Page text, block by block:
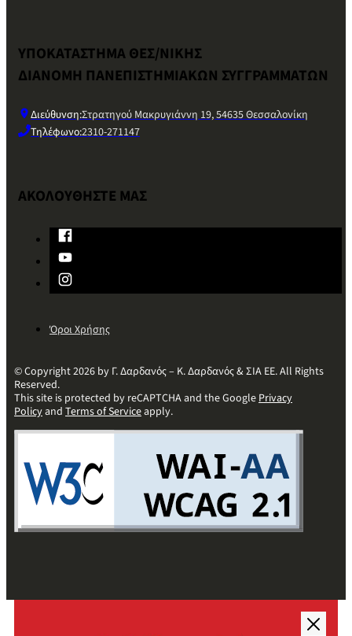
ΥΠΟΚΑΤΑΣΤΗΜΑ ΘΕΣ/ΝΙΚΗΣ
ΔΙΑΝΟΜΗ ΠΑΝΕΠΙΣΤΗΜΙΑΚΩΝ ΣΥΓΓΡΑΜΜΑΤΩΝ
Διεύθυνση:Στρατηγού Μακρυγιάννη 19, 54635 Θεσσαλονίκη
Τηλέφωνο:2310-271147
ΑΚΟΛΟΥΘΗΣΤΕ ΜΑΣ
Όροι Χρήσης
© Copyright 2026 by Γ. Δαρδανός – Κ. Δαρδανός & ΣΙΑ ΕΕ. All Rights
Reserved.
This site is protected by reCAPTCHA and the Google Privacy
Policyand Terms of Serviceapply.